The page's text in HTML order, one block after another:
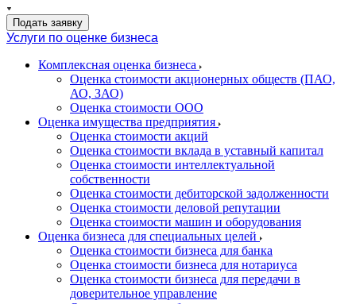
Подать заявку
Услуги по оценке бизнеса
Комплексная оценка бизнеса
Оценка стоимости акционерных обществ (ПАО,
АО, ЗАО)
Оценка стоимости ООО
Оценка имущества предприятия
Оценка стоимости акций
Оценка стоимости вклада в уставный капитал
Оценка стоимости интеллектуальной
собственности
Оценка стоимости дебиторской задолженности
Оценка стоимости деловой репутации
Оценка стоимости машин и оборудования
Оценка бизнеса для специальных целей
Оценка стоимости бизнеса для банка
Оценка стоимости бизнеса для нотариуса
Оценка стоимости бизнеса для передачи в
доверительное управление